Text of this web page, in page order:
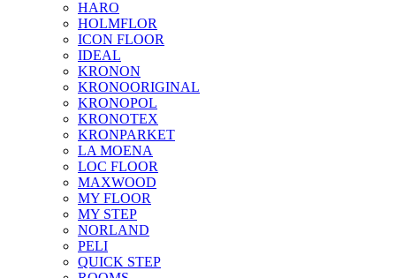
HARO
HOLMFLOR
ICON FLOOR
IDEAL
KRONON
KRONOORIGINAL
KRONOPOL
KRONOTEX
KRONPARKET
LA MOENA
LOC FLOOR
MAXWOOD
MY FLOOR
MY STEP
NORLAND
PELI
QUICK STEP